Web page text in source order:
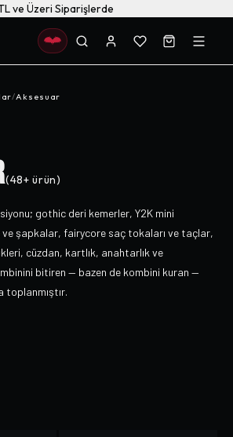
ve Üzeri Siparişlerde
/Aksesuar
(48+ ürün)
gothic deri kemerler, Y2K mini
şapkalar, fairycore saç tokaları ve taçlar,
cüzdan, kartlık, anahtarlık ve
bitiren — bazen de kombini kuran —
toplanmıştır.